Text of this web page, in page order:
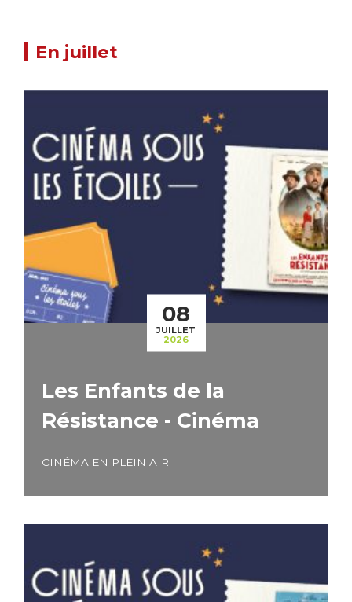
En juillet
08
JUILLET
2026
Les Enfants de la
Résistance - Cinéma
CINÉMA EN PLEIN AIR